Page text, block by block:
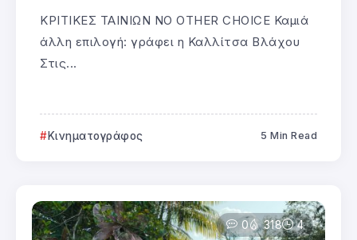
ΚΡΙΤΙΚΕΣ ΤΑΙΝΙΩΝ NO OTHER CHOICE Καμιά
άλλη επιλογή: γράφει η Καλλίτσα Βλάχου
Στις...
Κινηματογράφος 5 Min Read
0 318 4